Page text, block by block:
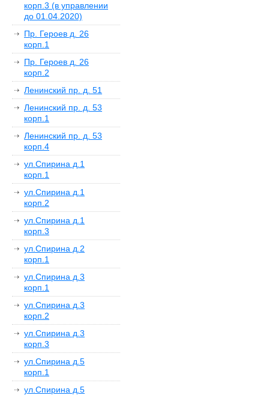
корп.3 (в управлении
до 01.04.2020)
Пр. Героев д. 26
корп.1
Пр. Героев д. 26
корп.2
Ленинский пр. д. 51
Ленинский пр. д. 53
корп.1
Ленинский пр. д. 53
корп.4
ул.Спирина д.1
корп.1
ул.Спирина д.1
корп.2
ул.Спирина д.1
корп.3
ул.Спирина д.2
корп.1
ул.Спирина д.3
корп.1
ул.Спирина д.3
корп.2
ул.Спирина д.3
корп.3
ул.Спирина д.5
корп.1
ул.Спирина д.5